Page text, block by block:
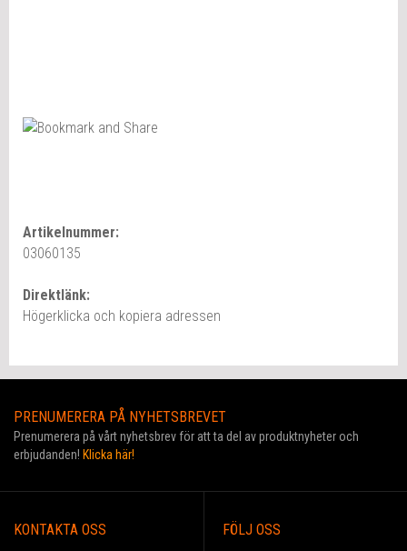
Artikelnummer:
03060135
Direktlänk:
Högerklicka och kopiera adressen
PRENUMERERA PÅ NYHETSBREVET
Prenumerera på vårt nyhetsbrev för att ta del av produktnyheter och
erbjudanden! Klicka här!
KONTAKTA OSS FÖLJ OSS